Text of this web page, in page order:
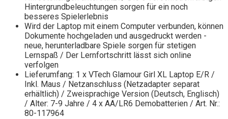
Hintergrundbeleuchtungen sorgen für ein noch
besseres Spielerlebnis
Wird der Laptop mit einem Computer verbunden, können
Dokumente hochgeladen und ausgedruckt werden -
neue, herunterladbare Spiele sorgen für stetigen
Lernspaß / Der Lernfortschritt lässt sich online
verfolgen
Lieferumfang: 1 x VTech Glamour Girl XL Laptop E/R /
Inkl. Maus / Netzanschluss (Netzadapter separat
erhältlich) / Zweisprachige Version (Deutsch, Englisch)
/ Alter: 7-9 Jahre / 4 x AA/LR6 Demobatterien / Art. Nr.:
80-117964